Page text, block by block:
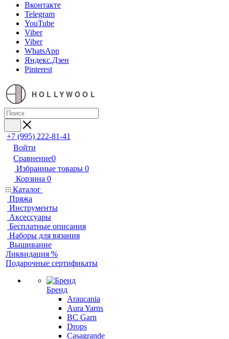
Вконтакте
Telegram
YouTube
Viber
Viber
WhatsApp
Яндекс.Дзен
Pinterest
HOLLYWOOL
+7 (995) 222-81-41
Войти
Сравнение0
Избранные товары 0
Корзина 0
Каталог
Пряжа
Инструменты
Аксессуары
Бесплатные описания
Наборы для вязания
Вышивание
Ликвидация %
Подарочные сертификаты
Бренд
Araucania
Aura Yarns
BC Garn
Drops
Casagrande